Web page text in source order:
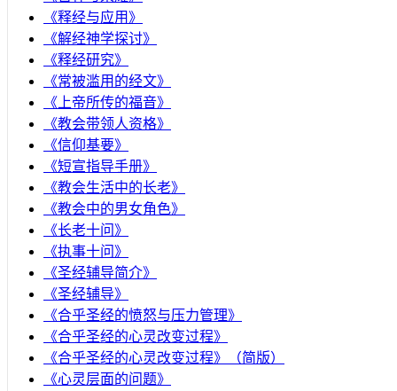
《释经与应用》
《解经神学探讨》
《释经研究》
《常被滥用的经文》
《上帝所传的福音》
《教会带领人资格》
《信仰基要》
《短宣指导手册》
《教会生活中的长老》
《教会中的男女角色》
《长老十问》
《执事十问》
《圣经辅导简介》
《圣经辅导》
​《合乎圣经的愤怒与压力管理》
《合乎圣经的心灵改变过程》
《合乎圣经的心灵改变过程》（简版）
《心灵层面的问题》